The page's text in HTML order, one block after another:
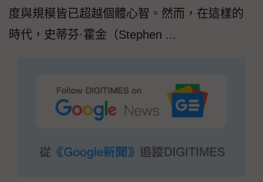
度與規模皆已超越個體心智。然而，在這樣的
時代，史蒂芬·霍金（Stephen ...